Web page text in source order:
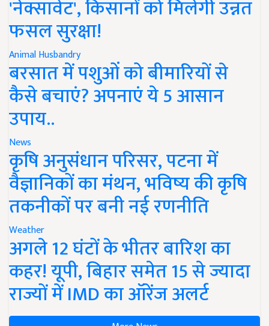
'नेक्सावेट', किसानों को मिलेगी उन्नत
फसल सुरक्षा!
Animal Husbandry
बरसात में पशुओं को बीमारियों से
कैसे बचाएं? अपनाएं ये 5 आसान
उपाय..
News
कृषि अनुसंधान परिसर, पटना में
वैज्ञानिकों का मंथन, भविष्य की कृषि
तकनीकों पर बनी नई रणनीति
Weather
अगले 12 घंटों के भीतर बारिश का
कहर! यूपी, बिहार समेत 15 से ज्यादा
राज्यों में IMD का ऑरेंज अलर्ट